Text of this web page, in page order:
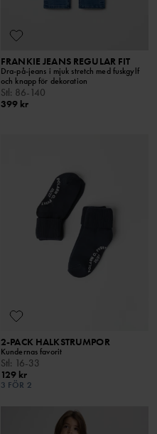
FRANKIE JEANS REGULAR FIT
Dra-på-jeans i mjuk stretch med fuskgylf
och knapp för dekoration
Stl: 86-140
399 kr
2-PACK HALKSTRUMPOR
Kundernas favorit
Stl: 16-33
129 kr
3 FÖR 2